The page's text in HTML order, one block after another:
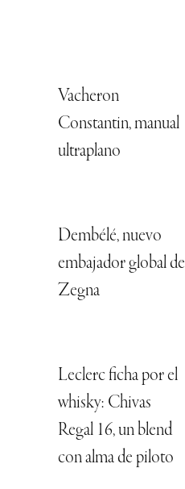
Vacheron
Constantin, manual
ultraplano
Dembélé, nuevo
embajador global de
Zegna
Leclerc ficha por el
whisky: Chivas
Regal 16, un blend
con alma de piloto